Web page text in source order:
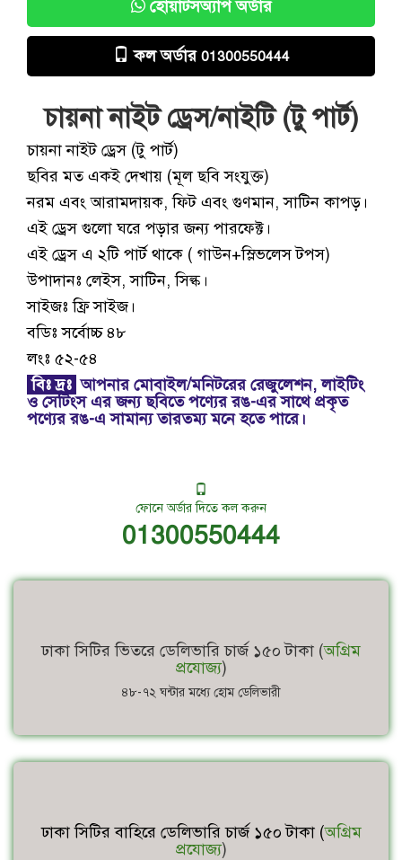
হোয়াটসঅ্যাপ অর্ডার
কল অর্ডার 01300550444
চায়না নাইট ড্রেস/নাইটি (টু পার্ট)
চায়না নাইট ড্রেস (টু পার্ট)
ছবির মত একই দেখায় (মূল ছবি সংযুক্ত)
নরম এবং আরামদায়ক, ফিট এবং গুণমান, সাটিন কাপড়।
এই ড্রেস গুলো ঘরে পড়ার জন্য পারফেক্ট।
এই ড্রেস এ ২টি পার্ট থাকে ( গাউন+স্লিভলেস টপস)
উপাদানঃ লেইস, সাটিন, সিল্ক।
সাইজঃ ফ্রি সাইজ।
বডিঃ সর্বোচ্চ ৪৮
লংঃ ৫২-৫৪
বিঃ দ্রঃ আপনার মোবাইল/মনিটরের রেজুলেশন, লাইটিং
ও সেটিংস এর জন্য ছবিতে পণ্যের রঙ-এর সাথে প্রকৃত
পণ্যের রঙ-এ সামান্য তারতম্য মনে হতে পারে।
ফোনে অর্ডার দিতে কল করুন
01300550444
ঢাকা সিটির ভিতরে ডেলিভারি চার্জ ১৫০ টাকা (অগ্রিম
প্রযোজ্য)
৪৮-৭২ ঘন্টার মধ্যে হোম ডেলিভারী
ঢাকা সিটির বাহিরে ডেলিভারি চার্জ ১৫০ টাকা (অগ্রিম
প্রযোজ্য)